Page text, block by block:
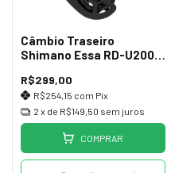
Câmbio Traseiro
Shimano Essa RD-U2000
R$299,00
R$254,15 com Pix
2 x de R$149,50 sem juros
COMPRAR